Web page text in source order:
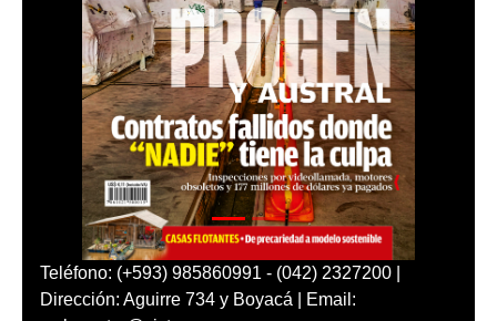
Teléfono: (+593) 985860991 - (042) 2327200 |
Dirección: Aguirre 734 y Boyacá | Email: